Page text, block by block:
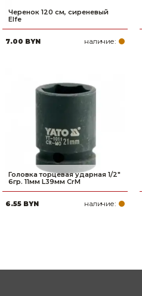
Черенок 120 см, сиреневый
Elfe
7.00 BYN наличие:
Головка торцевая ударная 1/2"
6гр. 11мм L39мм CrM
6.55 BYN наличие: